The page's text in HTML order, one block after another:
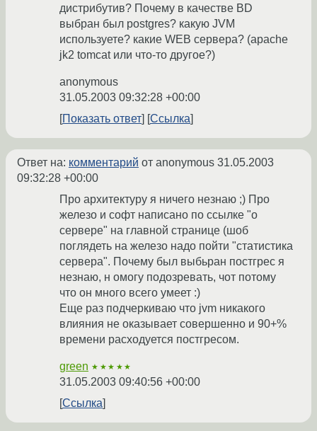
дистрибутив? Почему в качестве BD
выбран был postgres? какую JVM
используете? какие WEB сервера? (apache
jk2 tomcat или что-то другое?)
anonymous
31.05.2003 09:32:28 +00:00
Показать ответ
Ссылка
Ответ на: комментарий от anonymous 31.05.2003
09:32:28 +00:00
Про архитектуру я ничего незнаю ;) Про
железо и софт написано по ссылке "о
сервере" на главной странице (шоб
поглядеть на железо надо пойти "статистика
сервера". Почему был выбьран постгрес я
незнаю, н омогу подозревать, чот потому
что он много всего умеет :)
Еще раз подчеркиваю что jvm никакого
влияния не оказывает совершенно и 90+%
времени расходуется постгресом.
green ★★★★★
31.05.2003 09:40:56 +00:00
Ссылка